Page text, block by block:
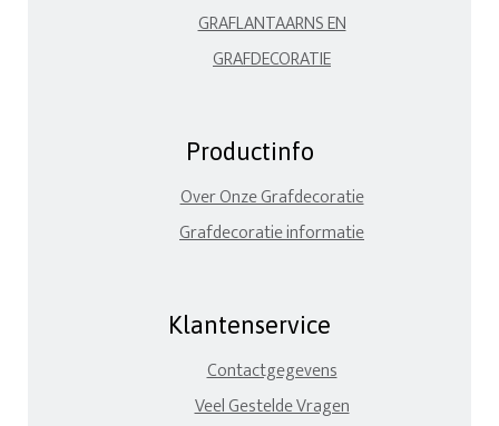
GRAFLANTAARNS EN
GRAFDECORATIE
Productinfo
Over Onze Grafdecoratie
Grafdecoratie informatie
Klantenservice
Contactgegevens
Veel Gestelde Vragen